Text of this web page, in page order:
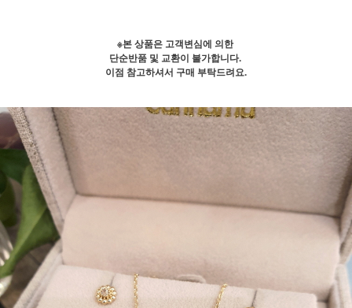
※본 상품은 고객변심에 의한
단순반품 및 교환이 불가합니다.
이점 참고하셔서 구매 부탁드려요.